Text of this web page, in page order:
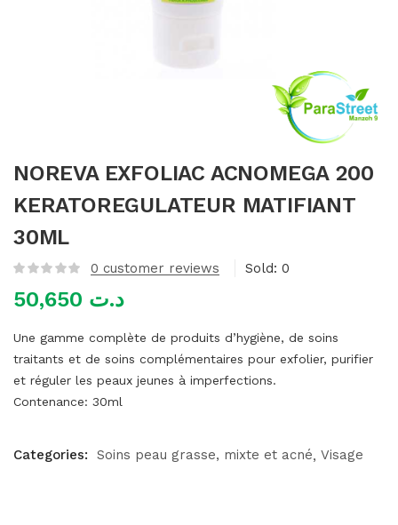
NOREVA EXFOLIAC ACNOMEGA 200
KERATOREGULATEUR MATIFIANT
30ML
0 customer reviews Sold: 0
د.ت
Une gamme complète de produits d’hygiène, de soins
traitants et de soins complémentaires pour exfolier, purifier
et réguler les peaux jeunes à imperfections.
Contenance: 30ml
Categories: Soins peau grasse, mixte et acné Visage